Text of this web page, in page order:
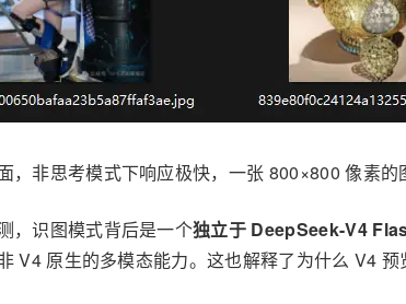
，非思考模式下响应极快，一张 800×800 像素的
，识图模式背后是一个独立于 DeepSeek-V4
V4 原生的多模态能力。这也解释了为什么 V4